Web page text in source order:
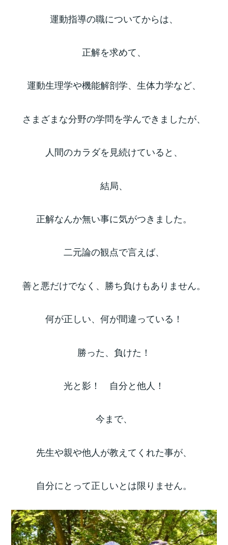
運動指導の職についてからは、
正解を求めて、
運動生理学や機能解剖学、生体力学など、
さまざまな分野の学問を学んできましたが、
人間のカラダを見続けていると、
結局、
正解なんか無い事に気がつきました。
二元論の観点で言えば、
善と悪だけでなく、勝ち負けもありません。
何が正しい、何が間違っている！
勝った、負けた！
光と影！ 自分と他人！
今まで、
先生や親や他人が教えてくれた事が、
自分にとって正しいとは限りません。